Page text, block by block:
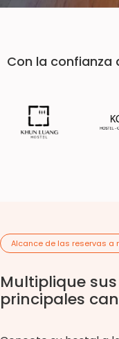
Con la confianza
Alcance de las reservas a
Multiplique
principales